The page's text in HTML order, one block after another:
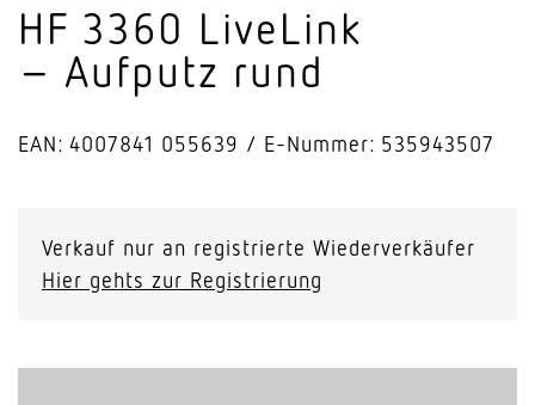
HF 3360 LiveLink
– Aufputz rund
EAN: 4007841 055639 E-Nummer: 535943507
Verkauf nur an registrierte Wiederverkäufer
Hier gehts zur Registrierung